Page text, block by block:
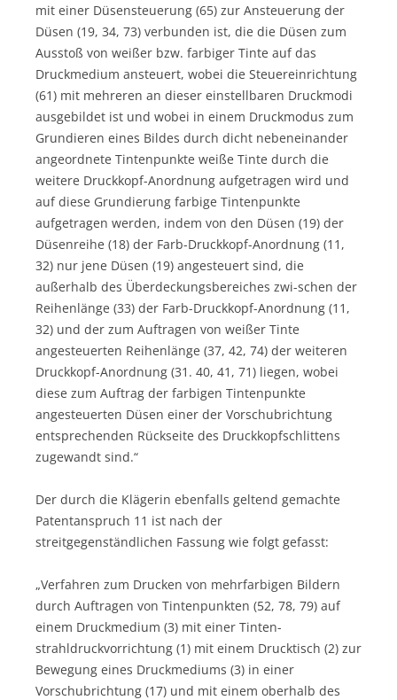
mit einer Düsensteuerung (65) zur Ansteuerung der
Düsen (19, 34, 73) verbunden ist, die die Düsen zum
Ausstoß von weißer bzw. farbiger Tinte auf das
Druckmedium ansteuert, wobei die Steuereinrichtung
(61) mit mehreren an dieser einstellbaren Druckmodi
ausgebildet ist und wobei in einem Druckmodus zum
Grundieren eines Bildes durch dicht nebeneinander
angeordnete Tintenpunkte weiße Tinte durch die
weitere Druckkopf-Anordnung aufgetragen wird und
auf diese Grundierung farbige Tintenpunkte
aufgetragen werden, indem von den Düsen (19) der
Düsenreihe (18) der Farb-Druckkopf-Anordnung (11,
32) nur jene Düsen (19) angesteuert sind, die
außerhalb des Überdeckungsbereiches zwi-schen der
Reihenlänge (33) der Farb-Druckkopf-Anordnung (11,
32) und der zum Auftragen von weißer Tinte
angesteuerten Reihenlänge (37, 42, 74) der weiteren
Druckkopf-Anordnung (31. 40, 41, 71) liegen, wobei
diese zum Auftrag der farbigen Tintenpunkte
angesteuerten Düsen einer der Vorschubrichtung
entsprechenden Rückseite des Druckkopfschlittens
zugewandt sind.“
Der durch die Klägerin ebenfalls geltend gemachte
Patentanspruch 11 ist nach der
streitgegenständlichen Fassung wie folgt gefasst:
„Verfahren zum Drucken von mehrfarbigen Bildern
durch Auftragen von Tintenpunkten (52, 78, 79) auf
einem Druckmedium (3) mit einer Tinten-
strahldruckvorrichtung (1) mit einem Drucktisch (2) zur
Bewegung eines Druckmediums (3) in einer
Vorschubrichtung (17) und mit einem oberhalb des